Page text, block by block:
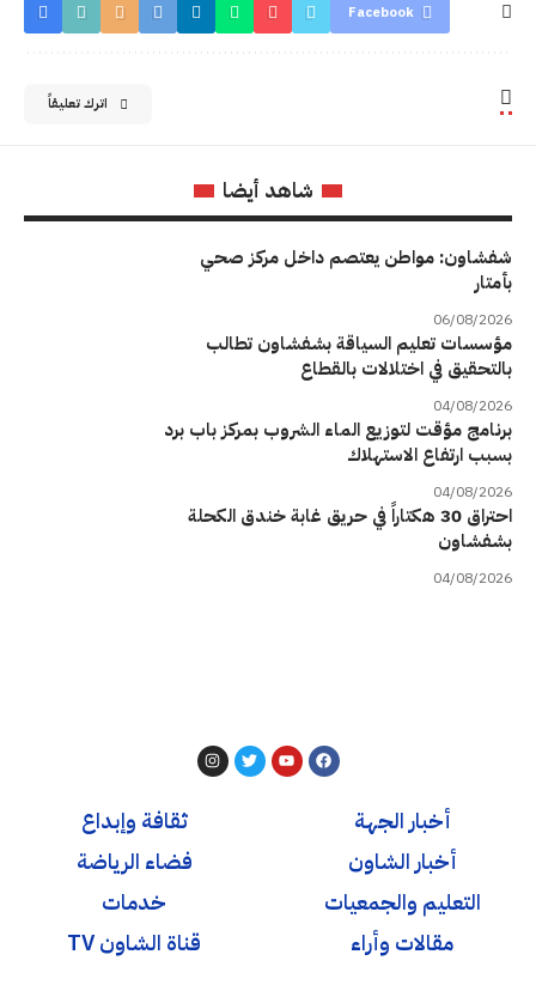
Facebook
اترك تعليقاً
شاهد أيضا
شفشاون: مواطن يعتصم داخل مركز صحي
بأمتار
06/08/2026
مؤسسات تعليم السياقة بشفشاون تطالب
بالتحقيق في اختلالات بالقطاع
04/08/2026
برنامج مؤقت لتوزيع الماء الشروب بمركز باب برد
بسبب ارتفاع الاستهلاك
04/08/2026
احتراق 30 هكتاراً في حريق غابة خندق الكحلة
بشفشاون
04/08/2026
أخبار الجهة
أخبار الشاون
التعليم والجمعيات
مقالات وأراء
ثقافة وإبداع
فضاء الرياضة
خدمات
قناة الشاون TV